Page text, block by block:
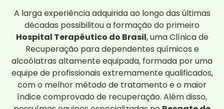
A larga experiência adquirida ao longo das últimas
décadas possibilitou a formação do primeiro
Hospital Terapêutico do Brasil, uma Clínica de
Recuperação para dependentes químicos e
alcoólatras altamente equipada, formada por uma
equipe de profissionais extremamente qualificados,
com o melhor método de tratamento e o maior
índice comprovado de recuperação. Além disso,